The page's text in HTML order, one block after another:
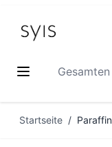
Gesamten
Startseite /